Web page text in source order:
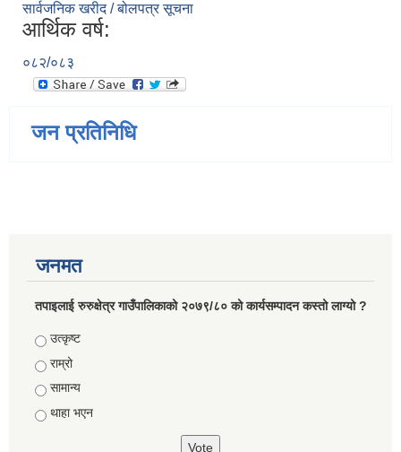
सार्वजनिक खरीद / बोलपत्र सूचना
आर्थिक वर्ष:
०८२/०८३
जन प्रतिनिधि
जनमत
तपाइलाई रुरुक्षेत्र गाउँपालिकाको २०७९/८० को कार्यसम्पादन कस्तो लाग्यो ?
Choices
उत्कृष्ट
राम्रो
सामान्य
थाहा भएन